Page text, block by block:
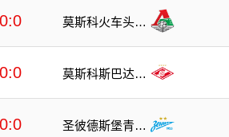
0:0
莫斯科火车头青
0:0
莫斯科斯巴达青
0:0
圣彼德斯堡青年